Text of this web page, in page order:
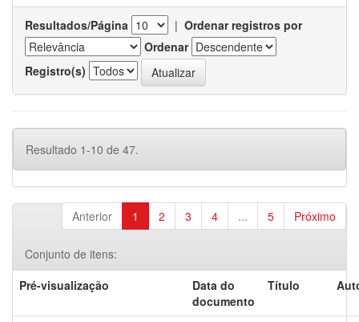
Resultados/Página | Ordenar registros por
Ordenar
Registro(s)
Resultado 1-10 de 47.
Anterior 1 2 3 4 ... 5 Próximo
Conjunto de itens:
Pré-visualização
Data do
documento
Título